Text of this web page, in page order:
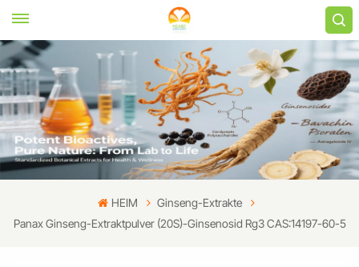
HEIM
Ginseng-Extrakte
Panax Ginseng-Extraktpulver (20S)-Ginsenosid Rg3 CAS:14197-60-5